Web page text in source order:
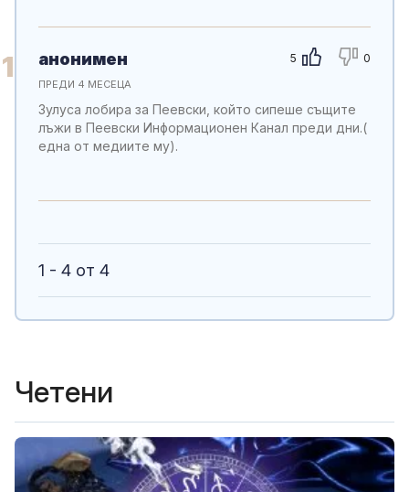
1 5 0
анонимен
ПРЕДИ 4 МЕСЕЦА
Зулуса лобира за Пеевски, който сипеше същите
лъжи в Пеевски Информационен Канал преди дни.(
една от медиите му).
1 - 4 от 4
Четени